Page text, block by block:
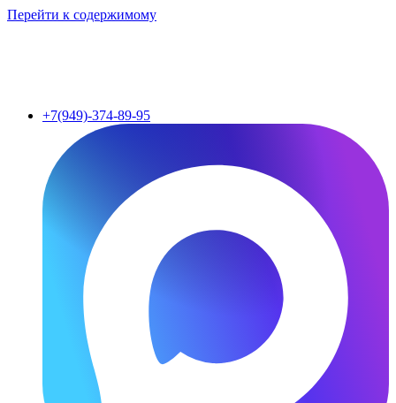
Перейти к содержимому
+7(949)-374-89-95